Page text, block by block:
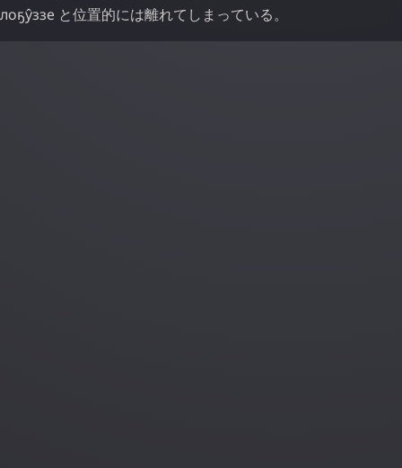
лоҕу̂ззе と位置的には離れてしまっている。